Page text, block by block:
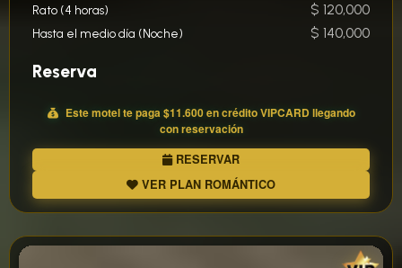
Rato (4 horas) $ 120,000
Hasta el medio día (Noche) $ 140,000
Reserva
Este motel te paga$11.600en créditoVIPCARD llegando
con reservación
RESERVAR
VER PLAN ROMÁNTICO